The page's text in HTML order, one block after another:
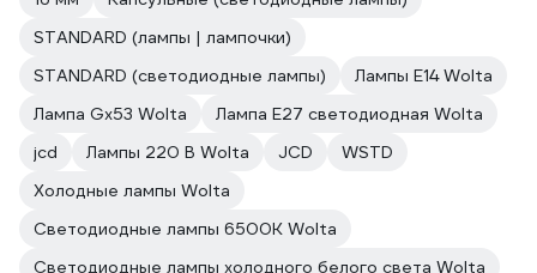
STANDARD (лампы | лампочки)
STANDARD (светодиодные лампы)
Лампы E14 Wolta
Лампа Gx53 Wolta
Лампа E27 светодиодная Wolta
jcd
Лампы 220 В Wolta JCD
WSTD
Холодные лампы Wolta
Светодиодные лампы 6500К Wolta
Светодиодные лампы холодного белого света Wolta